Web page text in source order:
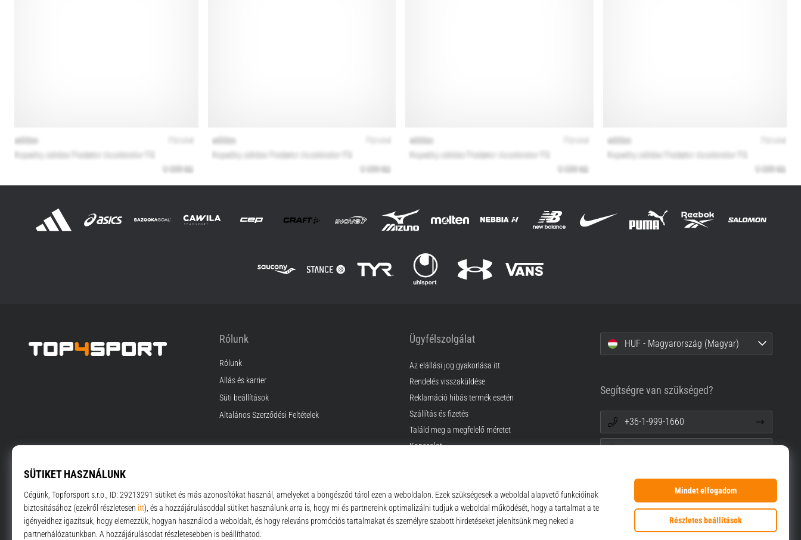
Rólunk
Rólunk
Állás és karrier
Süti beállítások
Általános Szerződési Feltételek
Ügyfélszolgálat
Az elállási jog gyakorlása itt
Rendelés visszaküldése
Reklamáció hibás termék esetén
Szállítás és fizetés
Találd meg a megfelelő méretet
Kapcsolat
HUF - Magyarország (Magyar)
Segítségre van szükséged?
+36-1-999-1660
info@top4sport.hu